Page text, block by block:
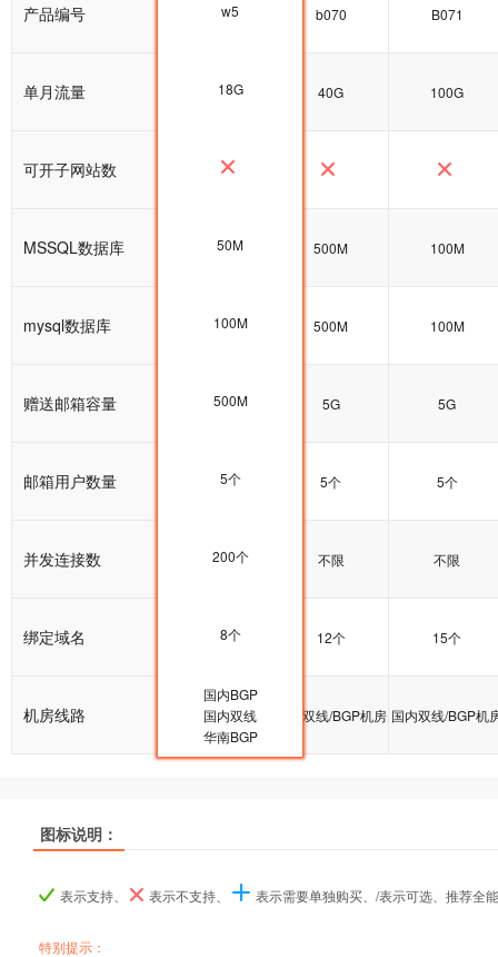
产品编号 w5 b070 B071
单月流量 25G 40G 100G
可开子网站数
MSSQL数据库 100M 500M 100M
mysql数据库 100M 500M 100M
赠送邮箱容量 5G 5G 5G
邮箱用户数量 5个 5个 5个
并发连接数 200个 不限 不限
绑定域名 10个 12个 15个
机房线路 国内双线/BGP机房 国内双线/BGP机房 国内双线/BGP机
w5
18G
50M
100M
500M
5个
200个
8个
国内BGP
国内双线
华南BGP
产品名称
产品名称
产品名称
图标说明：
表示支持、 表示不支持、 表示需要单独购买、/表示可选、推荐全
特别提示：